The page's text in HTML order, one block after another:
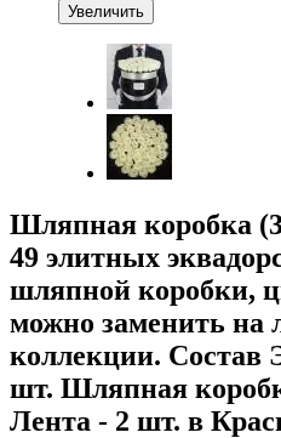
Увеличить
Шляпная коробка
49 элитных
шляпной коробки,
можно заменить на
коллекции. Состав
шт. Шляпная
Лента - 2 шт. в